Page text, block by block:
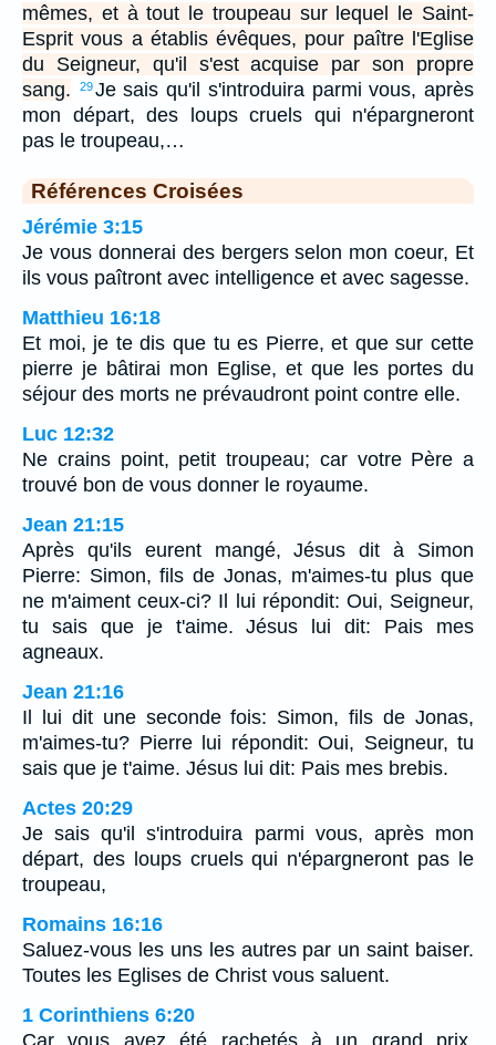
mêmes, et à tout le troupeau sur lequel le Saint-
Esprit vous a établis évêques, pour paître l'Eglise
du Seigneur, qu'il s'est acquise par son propre
sang.
29Je sais qu'il s'introduira parmi vous, après
mon départ, des loups cruels qui n'épargneront
pas le troupeau,…
Références Croisées
Jérémie 3:15
Je vous donnerai des bergers selon mon coeur, Et
ils vous paîtront avec intelligence et avec sagesse.
Matthieu 16:18
Et moi, je te dis que tu es Pierre, et que sur cette
pierre je bâtirai mon Eglise, et que les portes du
séjour des morts ne prévaudront point contre elle.
Luc 12:32
Ne crains point, petit troupeau; car votre Père a
trouvé bon de vous donner le royaume.
Jean 21:15
Après qu'ils eurent mangé, Jésus dit à Simon
Pierre: Simon, fils de Jonas, m'aimes-tu plus que
ne m'aiment ceux-ci? Il lui répondit: Oui, Seigneur,
tu sais que je t'aime. Jésus lui dit: Pais mes
agneaux.
Jean 21:16
Il lui dit une seconde fois: Simon, fils de Jonas,
m'aimes-tu? Pierre lui répondit: Oui, Seigneur, tu
sais que je t'aime. Jésus lui dit: Pais mes brebis.
Actes 20:29
Je sais qu'il s'introduira parmi vous, après mon
départ, des loups cruels qui n'épargneront pas le
troupeau,
Romains 16:16
Saluez-vous les uns les autres par un saint baiser.
Toutes les Eglises de Christ vous saluent.
1 Corinthiens 6:20
Car vous avez été rachetés à un grand prix.